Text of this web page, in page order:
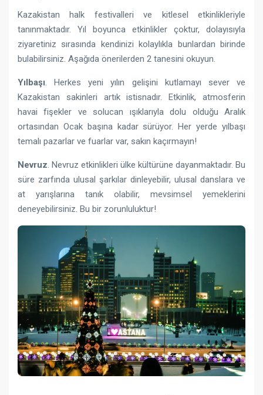
Kazakistan halk festivalleri ve kitlesel etkinlikleriyle
tanınmaktadır. Yıl boyunca etkinlikler çoktur, dolayısıyla
ziyaretiniz sırasında kendinizi kolaylıkla bunlardan birinde
bulabilirsiniz. Aşağıda önerilerden 2 tanesini okuyun.
Yılbaşı. Herkes yeni yılın gelişini kutlamayı sever ve
Kazakistan sakinleri artık istisnadır. Etkinlik, atmosferin
havai fişekler ve solucan ışıklarıyla dolu olduğu Aralık
ortasından Ocak başına kadar sürüyor. Her yerde yılbaşı
temalı pazarlar ve fuarlar var, sakın kaçırmayın!
Nevruz. Nevruz etkinlikleri ülke kültürüne dayanmaktadır. Bu
süre zarfında ulusal şarkılar dinleyebilir, ulusal danslara ve
at yarışlarına tanık olabilir, mevsimsel yemeklerini
deneyebilirsiniz. Bu bir zorunluluktur!